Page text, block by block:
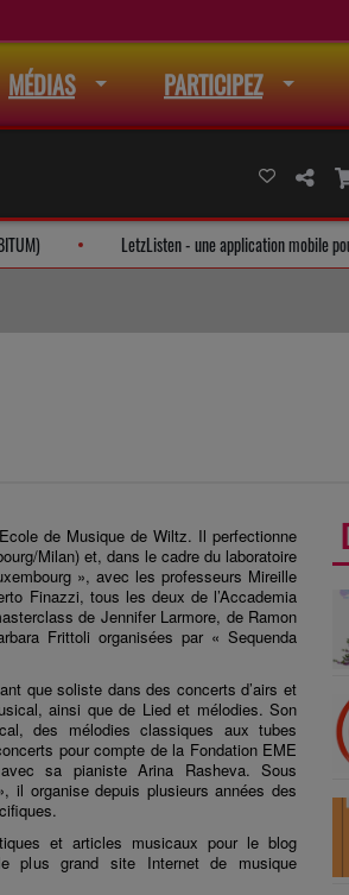
MÉDIAS PARTICIPEZ
(AD LIBITUM) LetzListen - une
de Musique de Wiltz. Il perfectionne
Milan) et, dans le cadre du laboratoire
», avec les professeurs Mireille
Finazzi, tous les deux de l’Accademia
de Jennifer Larmore, de Ramon
Frittoli organisées par « Sequenda
que soliste dans des concerts d’airs et
ainsi que de Lied et mélodies. Son
des mélodies classiques aux tubes
pour compte de la Fondation EME
sa pianiste Arina Rasheva. Sous
il organise depuis plusieurs années des
et articles musicaux pour le blog
plus grand site Internet de musique